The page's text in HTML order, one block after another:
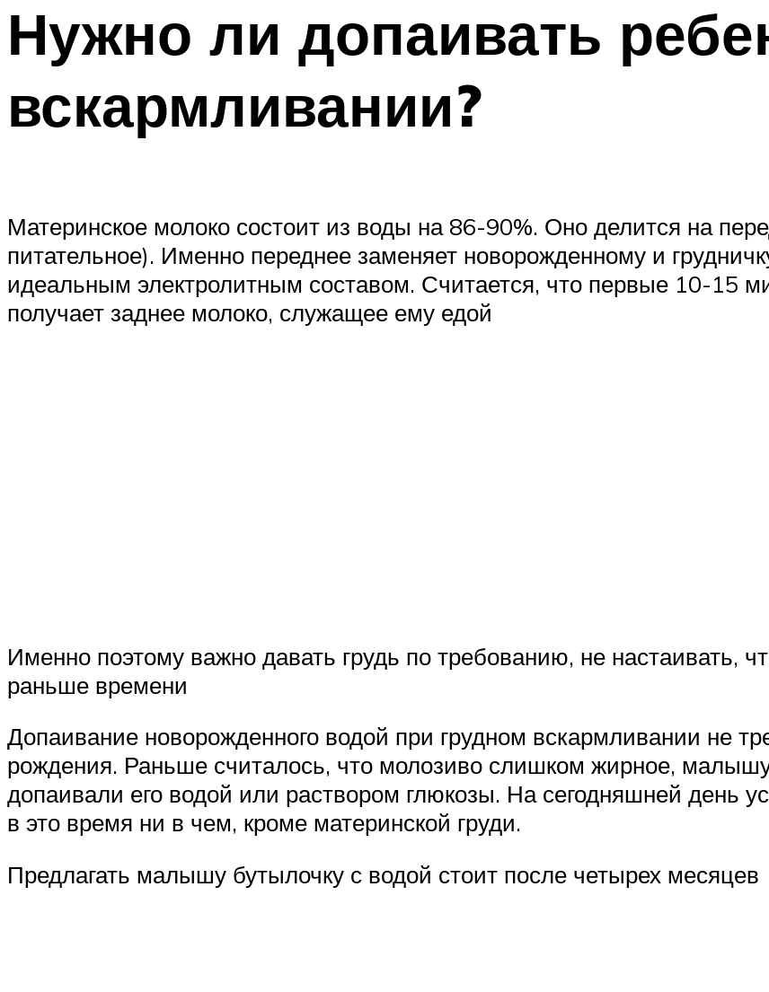
Нужно ли допаивать
вскармливании?
Материнское молоко состоит из воды на 86-90%. Оно делится на
питательное). Именно переднее заменяет новорожденному и
идеальным электролитным составом. Считается, что первые 10-15
получает заднее молоко, служащее ему едой
Именно поэтому важно давать грудь по требованию, не настаивать,
раньше времени
Допаивание новорожденного водой при грудном вскармливании не
рождения. Раньше считалось, что молозиво слишком жирное,
допаивали его водой или раствором глюкозы. На сегодняшней день
в это время ни в чем, кроме материнской груди.
Предлагать малышу бутылочку с водой стоит после четырех месяцев